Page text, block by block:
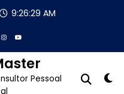
9:26:30 AM
Pessoal